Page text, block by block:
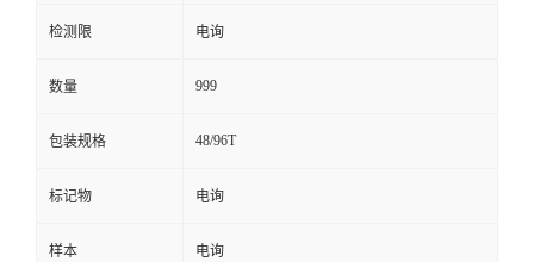
检测限 电询
数量 999
包装规格 48/96T
标记物 电询
样本 电询